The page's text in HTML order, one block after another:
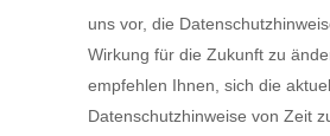
uns vor, die
Wirkung für die Zukunft zu
empfehlen Ihnen, sich die
Datenschutzhinweise von Zeit